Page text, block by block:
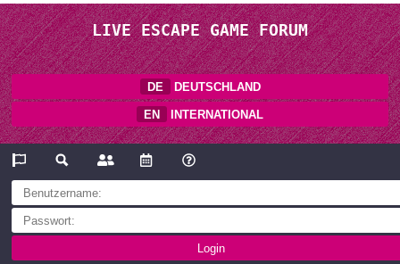
LIVE ESCAPE GAME FORUM
DE DEUTSCHLAND
EN INTERNATIONAL